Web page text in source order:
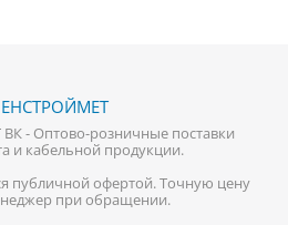
- Оптово-розничные поставки
и кабельной продукции.
публичной офертой. Точную цену
при обращении.